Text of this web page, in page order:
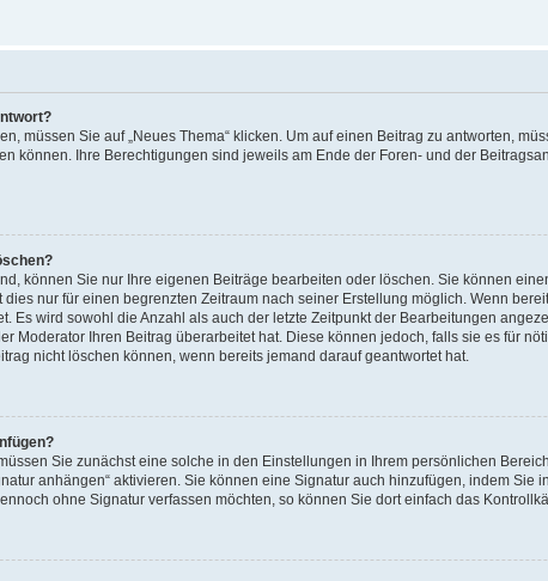
müssen Sie auf „Neues Thema“ klicken. Um auf einen Beitrag zu antworten,
können. Ihre Berechtigungen sind jeweils am Ende der Foren- und der
können Sie nur Ihre eigenen Beiträge bearbeiten oder löschen. Sie können
nur für einen begrenzten Zeitraum nach seiner Erstellung möglich. Wenn
Es wird sowohl die Anzahl als auch der letzte Zeitpunkt der Bearbeitungen
Moderator Ihren Beitrag überarbeitet hat. Diese können jedoch, falls sie es für
nicht löschen können, wenn bereits jemand darauf geantwortet hat.
Sie zunächst eine solche in den Einstellungen in Ihrem persönlichen
anhängen“ aktivieren. Sie können eine Signatur auch hinzufügen, indem
ohne Signatur verfassen möchten, so können Sie dort einfach das